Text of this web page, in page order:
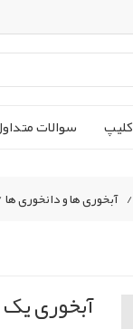
کليپ سوالات
/ آبخوری ها و دانخوری ها
آبخوری